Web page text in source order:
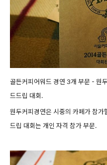
골든커피어워드 경연 3개 부문 - 원
드드립 대회.
원두커피경연은 시중의 카페가참가
드립 대회는 개인 자격 참가 부문.